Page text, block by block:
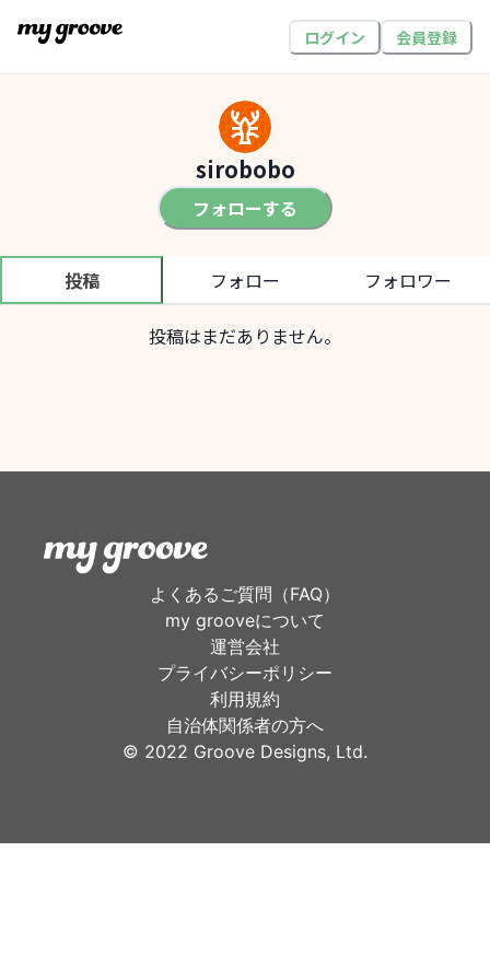
ログイン 会員登録
sirobobo
フォローする
投稿 フォロー フォロワー
投稿はまだありません。
よくあるご質問（FAQ）
my grooveについて
運営会社
プライバシーポリシー
利用規約
自治体関係者の方へ
©︎ 2022 Groove Designs, Ltd.